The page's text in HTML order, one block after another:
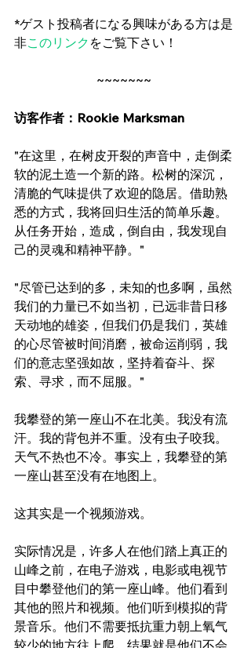
*ゲスト投稿者になる興味がある方は是
非このリンク をご覧下さい！
~~~~~~~
访客作者：Rookie Marksman
"在这里，在树皮开裂的声音中，走倒柔
软的泥土造一个新的路。松树的深沉，
清脆的气味提供了欢迎的隐居。借助熟
悉的方式，我将回归生活的简单乐趣。
从任务开始，造成，倒自由，我发现自
己的灵魂和精神平静。"
"尽管已达到的多，未知的也多啊，虽然
我们的力量已不如当初，已远非昔日移
天动地的雄姿，但我们仍是我们，英雄
的心尽管被时间消磨，被命运削弱，我
们的意志坚强如故，坚持着奋斗、探
索、寻求，而不屈服。"
我攀登的第一座山不在北美。我没有流
汗。我的背包并不重。没有虫子咬我。
天气不热也不冷。事实上，我攀登的第
一座山甚至没有在地图上。
这其实是一个视频游戏。
实际情况是，许多人在他们踏上真正的
山峰之前，在电子游戏，电影或电视节
目中攀登他们的第一座山峰。他们看到
其他的照片和视频。他们听到模拟的背
景音乐。他们不需要抵抗重力朝上氧气
较少的地方往上爬。结果就是他们不会